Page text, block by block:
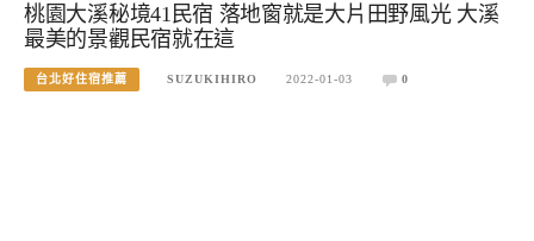
桃園大溪秘境41民宿 落地窗就是大片田野風光 大溪
最美的景觀民宿就在這
台北好住宿推薦 SUZUKIHIRO 2022-01-03 0